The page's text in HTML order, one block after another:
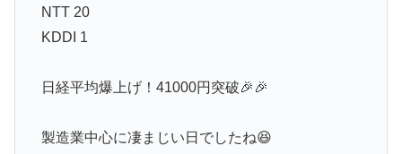
NTT 20
KDDI 1
日経平均爆上げ！41000円突破🎉🎉
製造業中心に凄まじい日でしたね😆